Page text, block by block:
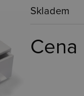
Skladem
Cena